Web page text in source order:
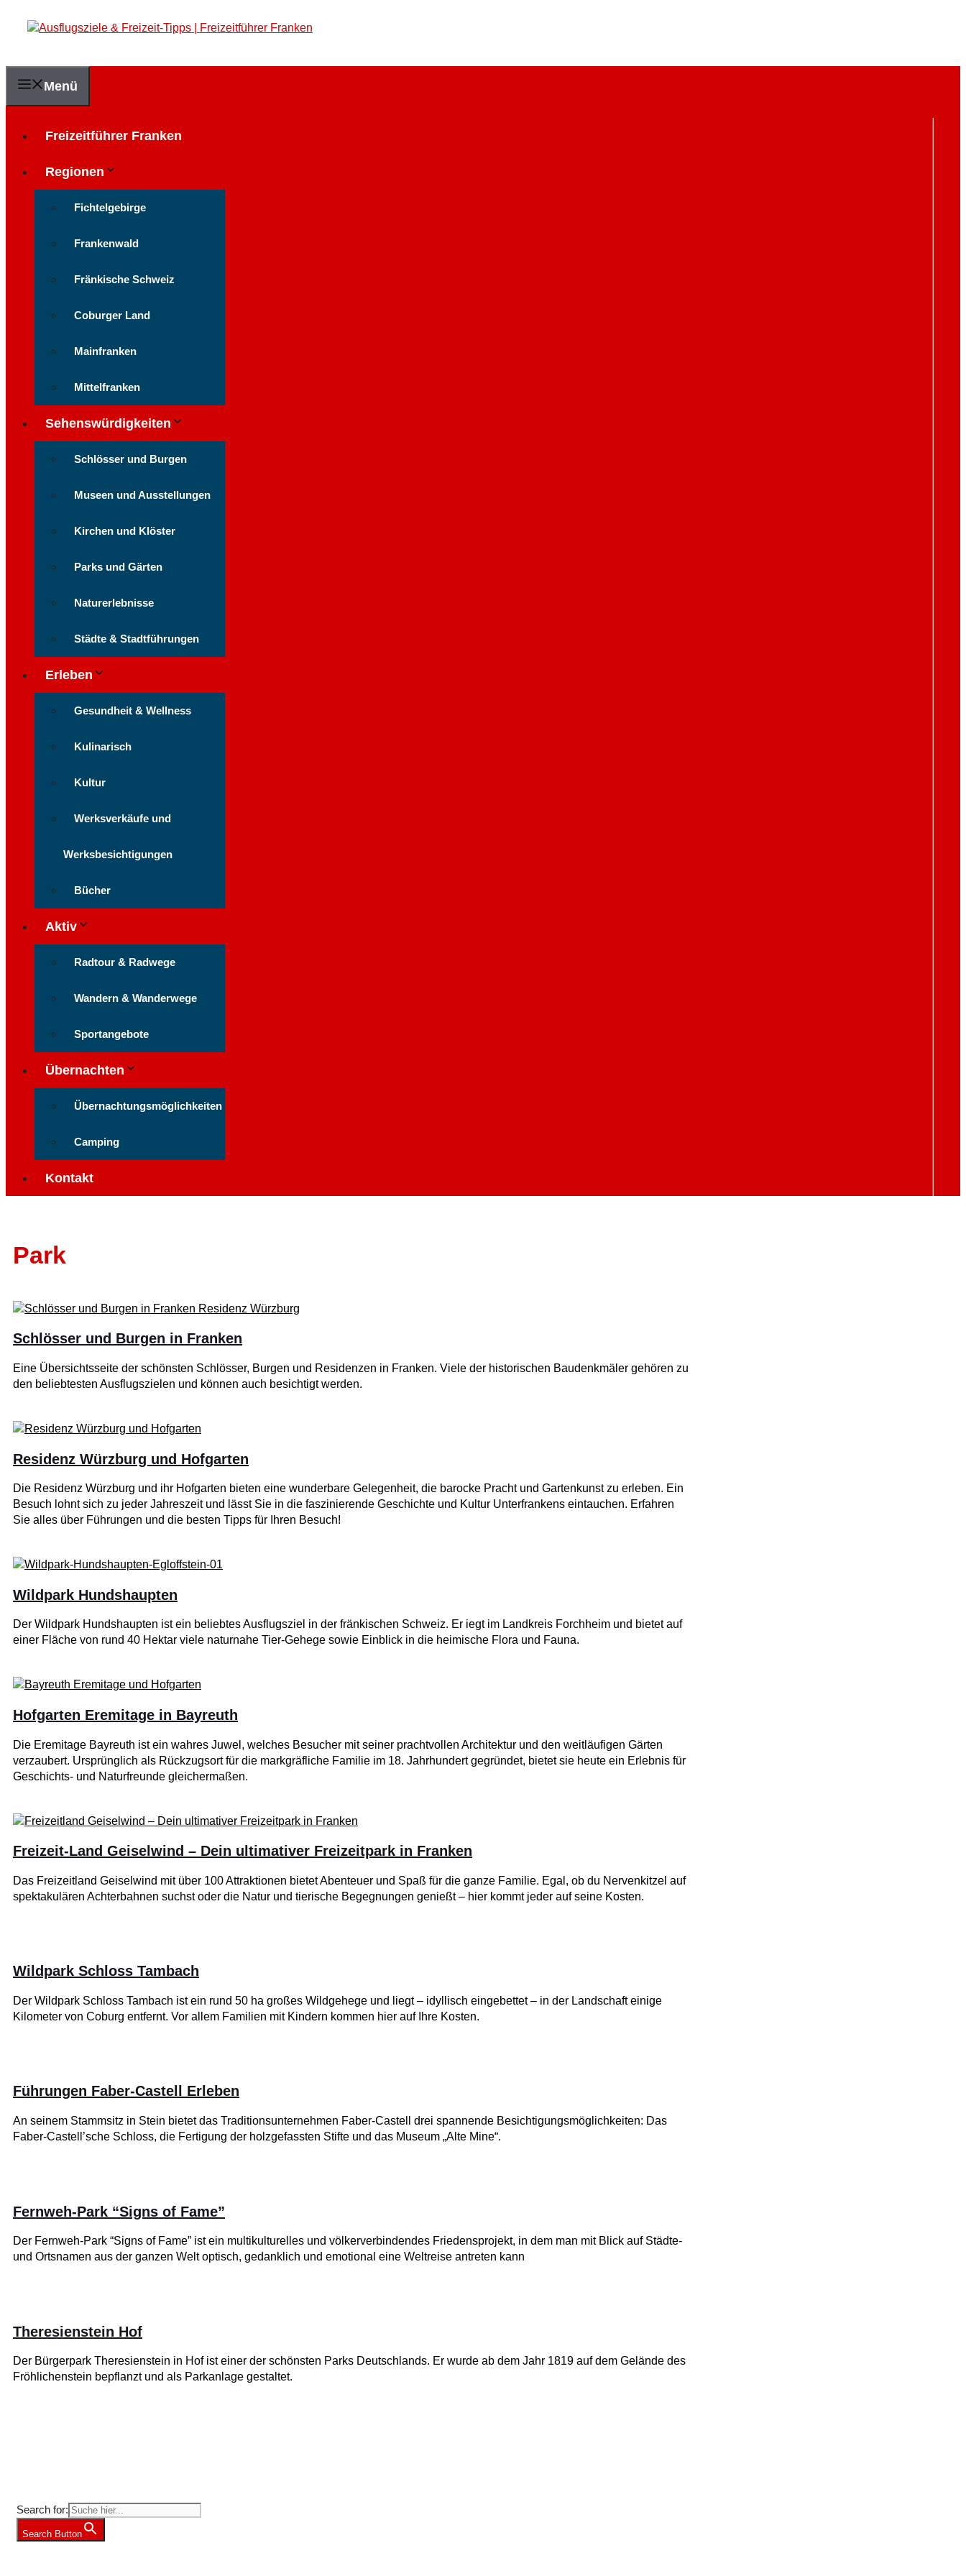
Inhalt
Menü
Freizeitführer Franken
Regionen
Fichtelgebirge
Frankenwald
Fränkische Schweiz
Coburger Land
Mainfranken
Mittelfranken
Sehenswürdigkeiten
Schlösser und Burgen
Museen und Ausstellungen
Kirchen und Klöster
Parks und Gärten
Naturerlebnisse
Städte & Stadtführungen
Erleben
Gesundheit & Wellness
Kulinarisch
Kultur
Werksverkäufe und
Werksbesichtigungen
Bücher
Aktiv
Radtour & Radwege
Wandern & Wanderwege
Sportangebote
Übernachten
Übernachtungsmöglichkeiten
Camping
Kontakt
Park
Schlösser und Burgen in Franken
Eine Übersichtsseite der schönsten Schlösser, Burgen und Residenzen in Franken. Viele der historischen Baudenkmäler gehören zu
den beliebtesten Ausflugszielen und können auch besichtigt werden.
Residenz Würzburg und Hofgarten
Die Residenz Würzburg und ihr Hofgarten bieten eine wunderbare Gelegenheit, die barocke Pracht und Gartenkunst zu erleben. Ein
Besuch lohnt sich zu jeder Jahreszeit und lässt Sie in die faszinierende Geschichte und Kultur Unterfrankens eintauchen. Erfahren
Sie alles über Führungen und die besten Tipps für Ihren Besuch!
Wildpark Hundshaupten
Der Wildpark Hundshaupten ist ein beliebtes Ausflugsziel in der fränkischen Schweiz. Er iegt im Landkreis Forchheim und bietet auf
einer Fläche von rund 40 Hektar viele naturnahe Tier-Gehege sowie Einblick in die heimische Flora und Fauna.
Hofgarten Eremitage in Bayreuth
Die Eremitage Bayreuth ist ein wahres Juwel, welches Besucher mit seiner prachtvollen Architektur und den weitläufigen Gärten
verzaubert. Ursprünglich als Rückzugsort für die markgräfliche Familie im 18. Jahrhundert gegründet, bietet sie heute ein Erlebnis für
Geschichts- und Naturfreunde gleichermaßen.
Freizeit-Land Geiselwind – Dein ultimativer Freizeitpark in Franken
Das Freizeitland Geiselwind mit über 100 Attraktionen bietet Abenteuer und Spaß für die ganze Familie. Egal, ob du Nervenkitzel auf
spektakulären Achterbahnen suchst oder die Natur und tierische Begegnungen genießt – hier kommt jeder auf seine Kosten.
Wildpark Schloss Tambach
Der Wildpark Schloss Tambach ist ein rund 50 ha großes Wildgehege und liegt – idyllisch eingebettet – in der Landschaft einige
Kilometer von Coburg entfernt. Vor allem Familien mit Kindern kommen hier auf Ihre Kosten.
Führungen Faber-Castell Erleben
An seinem Stammsitz in Stein bietet das Traditionsunternehmen Faber-Castell drei spannende Besichtigungsmöglichkeiten: Das
Faber-Castell’sche Schloss, die Fertigung der holzgefassten Stifte und das Museum „Alte Mine“.
Fernweh-Park “Signs of Fame”
Der Fernweh-Park “Signs of Fame” ist ein multikulturelles und völkerverbindendes Friedensprojekt, in dem man mit Blick auf Städte-
und Ortsnamen aus der ganzen Welt optisch, gedanklich und emotional eine Weltreise antreten kann
Theresienstein Hof
Der Bürgerpark Theresienstein in Hof ist einer der schönsten Parks Deutschlands. Er wurde ab dem Jahr 1819 auf dem Gelände des
Fröhlichenstein bepflanzt und als Parkanlage gestaltet.
Search for:
Search Button